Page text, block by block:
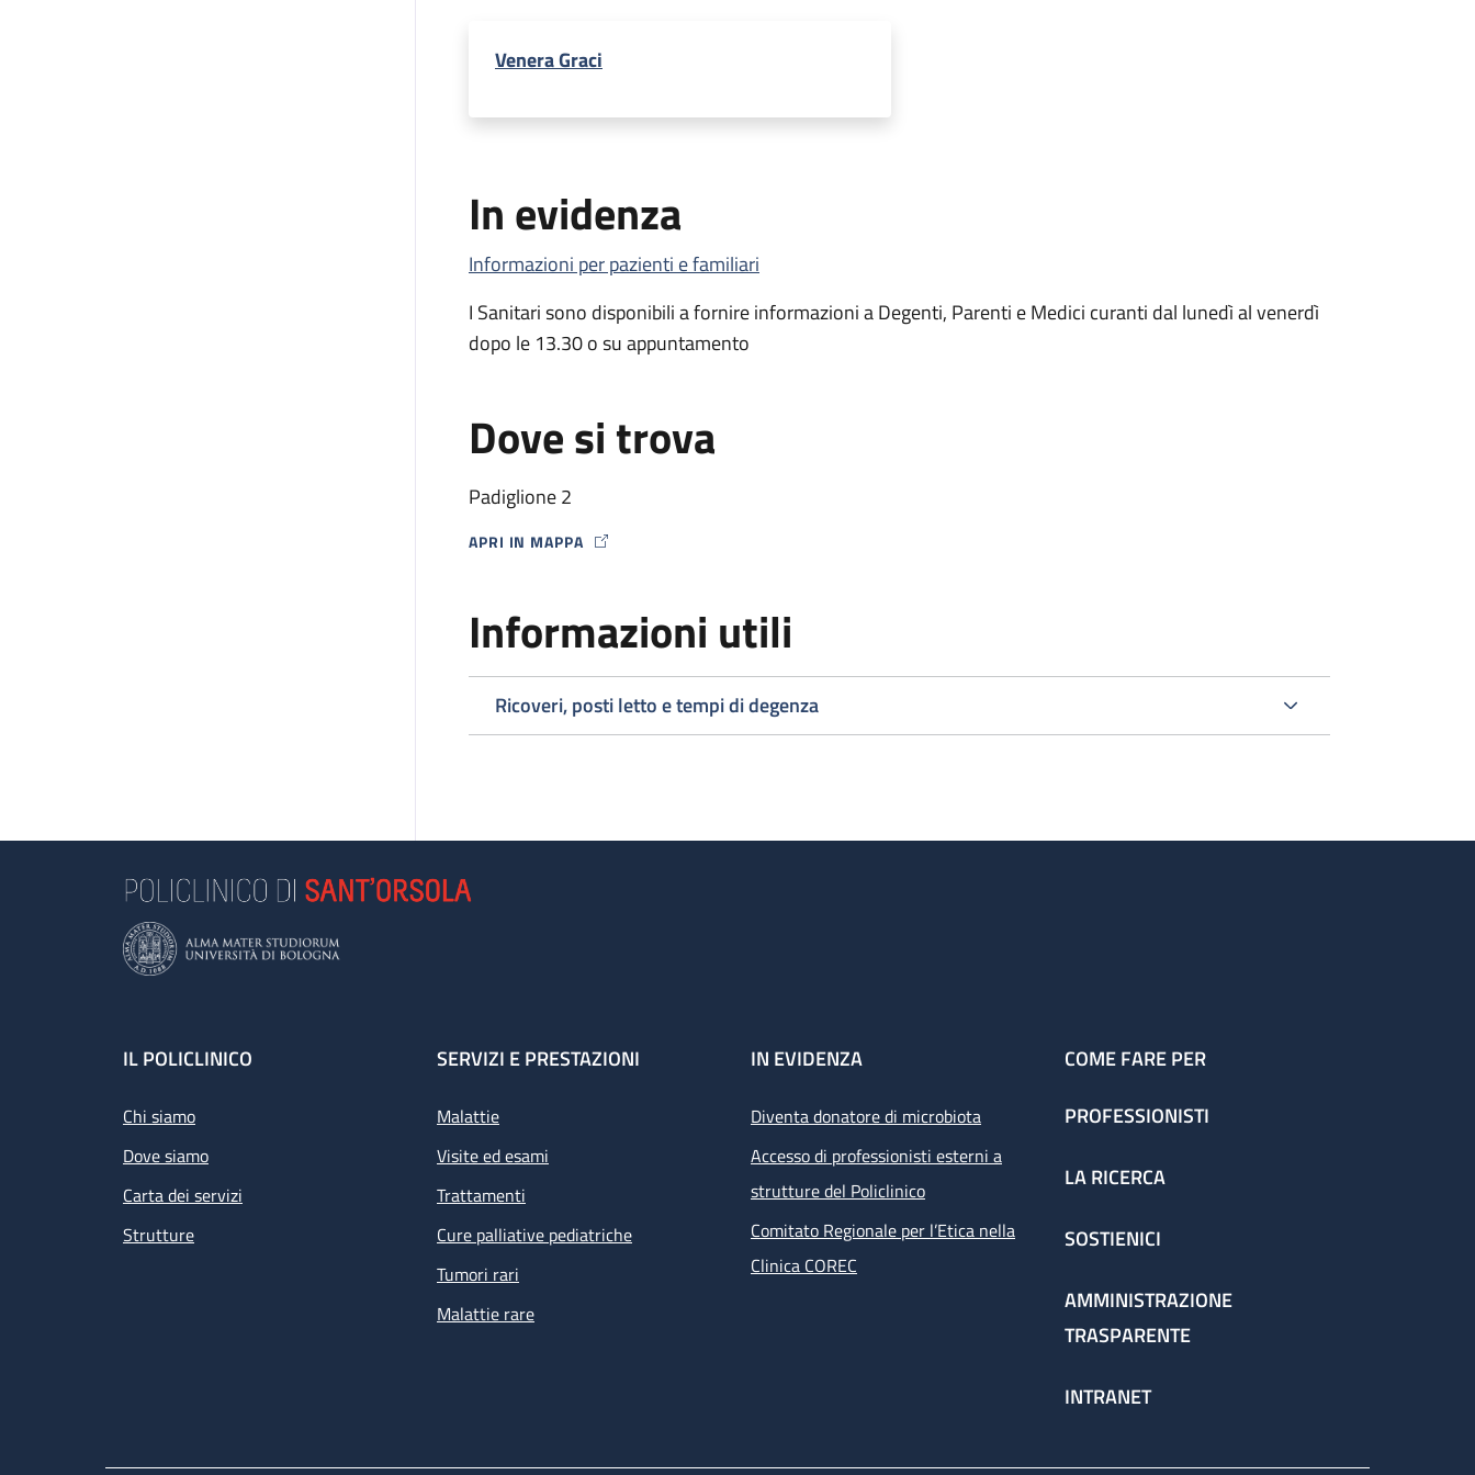
Venera Graci
In evidenza
Informazioni per pazienti e familiari
I Sanitari sono disponibili a fornire informazioni a Degenti, Parenti e Medici curanti dal lunedì al venerdì
dopo le 13.30 o su appuntamento
Dove si trova
Padiglione 2
APRI IN MAPPA
MAP ICON
Informazioni utili
Ricoveri, posti letto e tempi di degenza
Footer
IL POLICLINICO
Chi siamo
Dove siamo
Carta dei servizi
Strutture
SERVIZI E PRESTAZIONI
Malattie
Visite ed esami
Trattamenti
Cure palliative pediatriche
Tumori rari
Malattie rare
IN EVIDENZA
Diventa donatore di microbiota
Accesso di professionisti esterni a
strutture del Policlinico
Comitato Regionale per l’Etica nella
Clinica COREC
COME FARE PER
PROFESSIONISTI
LA RICERCA
SOSTIENICI
AMMINISTRAZIONE
TRASPARENTE
INTRANET